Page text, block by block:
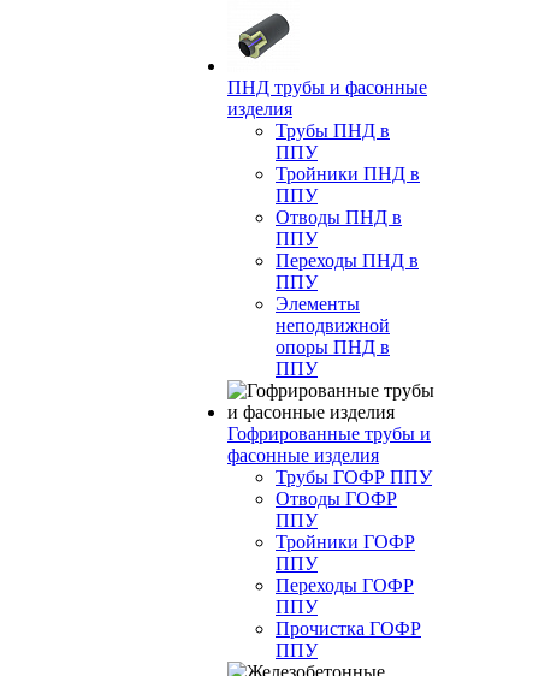
ПНД трубы и фасонные
изделия
Трубы ПНД в
ППУ
Тройники ПНД в
ППУ
Отводы ПНД в
ППУ
Переходы ПНД в
ППУ
Элементы
неподвижной
опоры ПНД в
ППУ
Гофрированные трубы и
фасонные изделия
Трубы ГОФР ППУ
Отводы ГОФР
ППУ
Тройники ГОФР
ППУ
Переходы ГОФР
ППУ
Прочистка ГОФР
ППУ